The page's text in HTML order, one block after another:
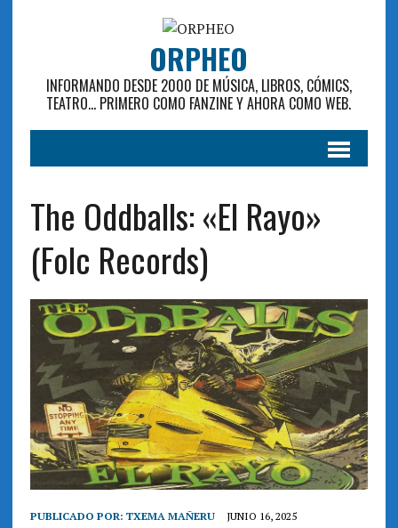
ORPHEO
INFORMANDO DESDE 2000 DE MÚSICA, LIBROS, CÓMICS,
TEATRO... PRIMERO COMO FANZINE Y AHORA COMO WEB.
The Oddballs: «El Rayo»
(Folc Records)
PUBLICADO POR: TXEMA MAÑERU JUNIO 16, 2025